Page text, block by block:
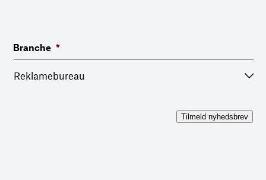
Branche *
Tilmeld nyhedsbrev